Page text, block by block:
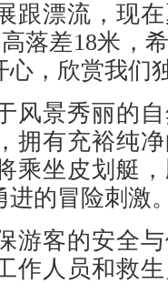
跟漂流，现
落差18米，
，欣赏我们
景秀丽的自
拥有充裕纯
乘坐皮划艇
进的冒险刺激
客的安全与
作人员和救